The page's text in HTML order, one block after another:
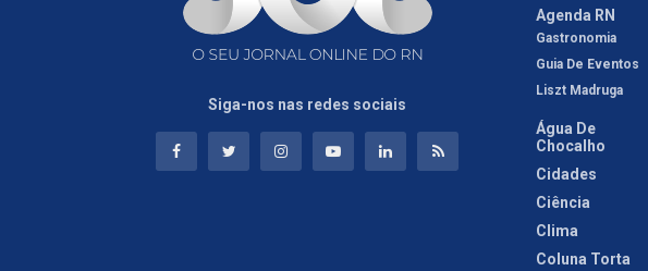
Siga-nos nas redes sociais
Agenda RN
Gastronomia
Guia De Eventos
Liszt Madruga
Água De
Chocalho
Cidades
Ciência
Clima
Coluna Torta